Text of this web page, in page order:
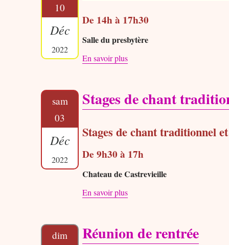
10
Déc
2022
De 14h à 17h30
Salle du presbytère
En savoir plus
sam
03
Déc
2022
Stages de chant
Stages de chant traditionnel
De 9h30 à 17h
Chateau de Castrevieille
En savoir plus
dim
Réunion de rentrée